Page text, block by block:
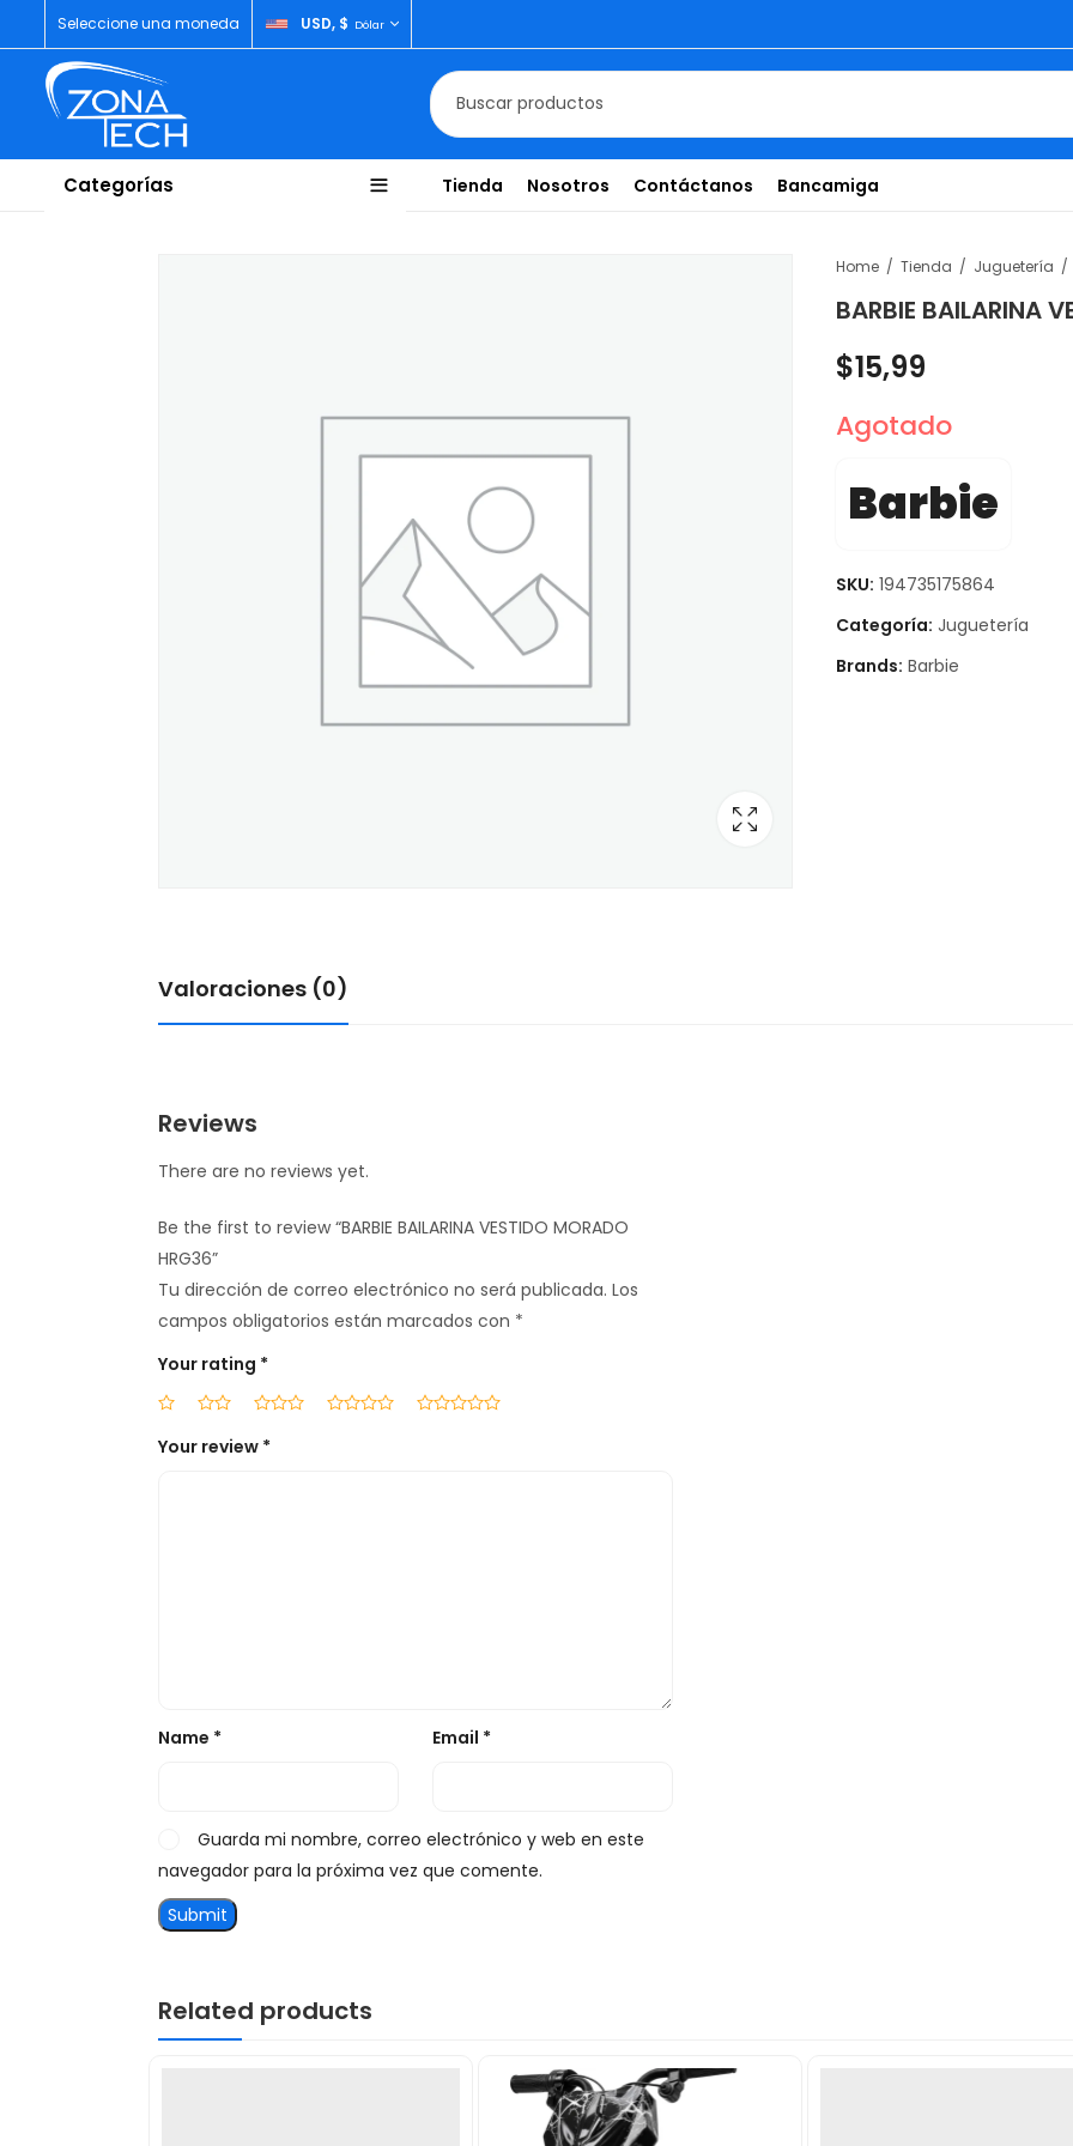
Seleccione una moneda USD, $ Dólar
Categorías Tienda Nosotros Contáctanos Bancamiga
Home Tienda Juguetería
BARBIE BAILARINA
$15,99
Agotado
Barbie
SKU: 194735175864
Categoría: Juguetería
Brands: Barbie
Valoraciones (0)
Reviews
There are no reviews yet.
Be the first to review “BARBIE BAILARINA VESTIDO MORADO
HRG36”
Tu dirección de correo electrónico no será publicada. Los
campos obligatorios están marcados con *
Your rating *
Your review *
Name * Email *
Guarda mi nombre, correo electrónico y web en este
navegador para la próxima vez que comente.
Related products